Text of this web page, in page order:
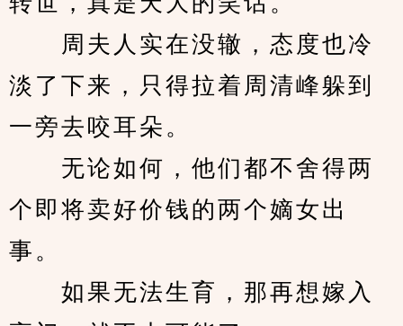
周夫人实在没辙，态度也冷
淡了下来，只得拉着周清峰躲到
一旁去咬耳朵。
无论如何，他们都不舍得两
个即将卖好价钱的两个嫡女出
事。
如果无法生育，那再想嫁入